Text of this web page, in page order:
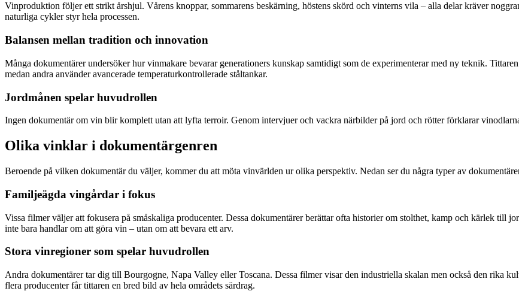
Vinproduktion följer ett strikt årshjul. Vårens knoppar, sommarens beskärning, höstens skörd och vinterns vila – alla delar kräver
naturliga cykler styr hela processen.
Balansen mellan tradition och innovation
Många dokumentärer undersöker hur vinmakare bevarar generationers kunskap samtidigt som de experimenterar med ny teknik.
medan andra använder avancerade temperaturkontrollerade ståltankar.
Jordmånen spelar huvudrollen
Ingen dokumentär om vin blir komplett utan att lyfta terroir. Genom intervjuer och vackra närbilder på jord och rötter förklarar
Olika vinklar i dokumentärgenren
Beroende på vilken dokumentär du väljer, kommer du att möta vinvärlden ur olika perspektiv. Nedan ser du några typer av
Familjeägda vingårdar i fokus
Vissa filmer väljer att fokusera på småskaliga producenter. Dessa dokumentärer berättar ofta historier om stolthet, kamp och kärlek till
inte bara handlar om att göra vin – utan om att bevara ett arv.
Stora vinregioner som spelar huvudrollen
Andra dokumentärer tar dig till Bourgogne, Napa Valley eller Toscana. Dessa filmer visar den industriella skalan men också den rika
flera producenter får tittaren en bred bild av hela områdets särdrag.